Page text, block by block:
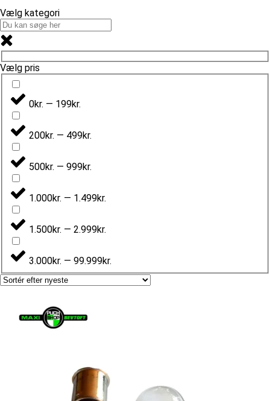
Vælg kategori
Vælg pris
0kr. — 199kr.
200kr. — 499kr.
500kr. — 999kr.
1.000kr. — 1.499kr.
1.500kr. — 2.999kr.
3.000kr. — 99.999kr.